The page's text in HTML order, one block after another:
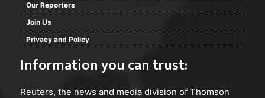
Our Reporters
Join Us
Privacy and Policy
Information you can trust:
Reuters, the news and media division of Thomson